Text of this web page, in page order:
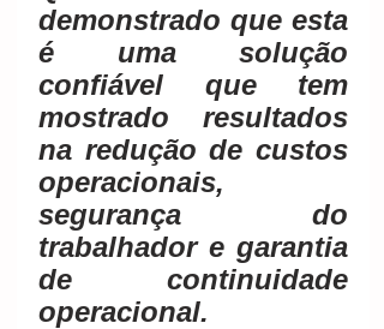
demonstrado que esta
é uma solução
confiável que tem
mostrado resultados
na redução de custos
operacionais,
segurança do
trabalhador e garantia
de continuidade
operacional.